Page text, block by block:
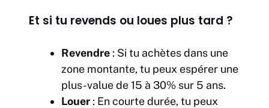
Et si tu revends ou loues plus tard ?
Revendre : Si tu achètes dans une
zone montante, tu peux espérer une
plus-value de 15 à 30% sur 5 ans.
Louer : En courte durée, tu peux